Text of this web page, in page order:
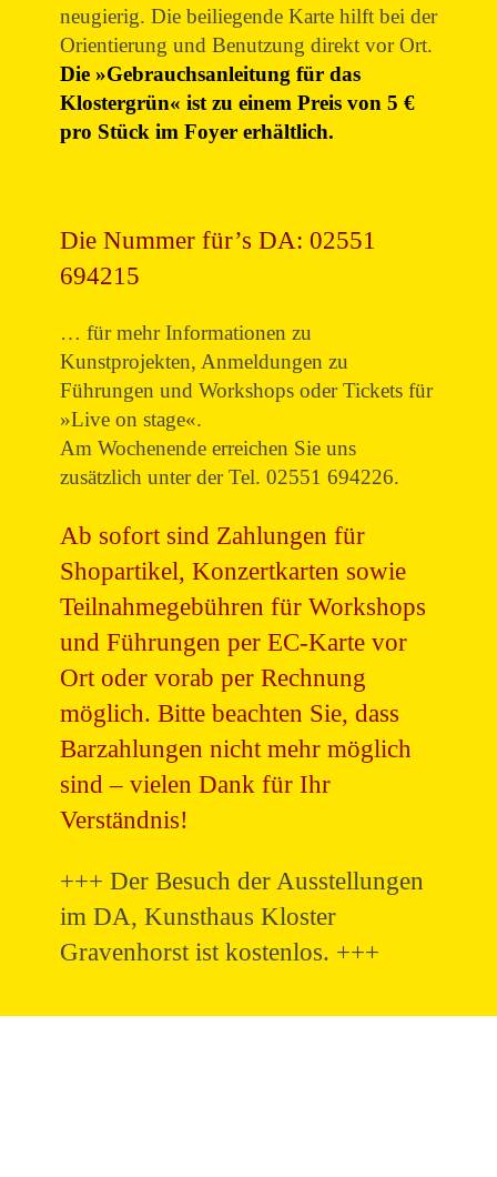
neugierig. Die beiliegende Karte hilft bei der
Orientierung und Benutzung direkt vor Ort.
Die »Gebrauchsanleitung für das
Klostergrün« ist zu einem Preis von 5 €
pro Stück im Foyer erhältlich.
Die Nummer für’s DA: 02551
694215
… für mehr Informationen zu
Kunstprojekten, Anmeldungen zu
Führungen und Workshops oder Tickets für
»Live on stage«.
Am Wochenende erreichen Sie uns
zusätzlich unter der Tel. 02551 694226.
Ab sofort sind Zahlungen für
Shopartikel, Konzertkarten sowie
Teilnahmegebühren für Workshops
und Führungen per EC-Karte vor
Ort oder vorab per Rechnung
möglich. Bitte beachten Sie, dass
Barzahlungen nicht mehr möglich
sind – vielen Dank für Ihr
Verständnis!
+++ Der Besuch der Ausstellungen
im DA, Kunsthaus Kloster
Gravenhorst ist kostenlos. +++